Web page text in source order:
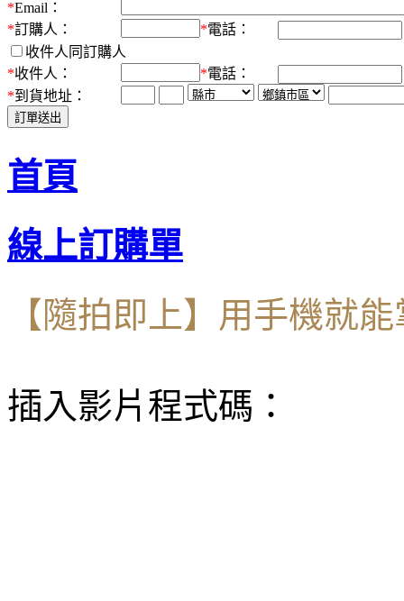
*Email：
*訂購人： *電話：
收件人同訂購人
*收件人： *電話：
*到貨地址：
首頁
線上訂購單
【隨拍即上】用手機就
插入影片程式碼：